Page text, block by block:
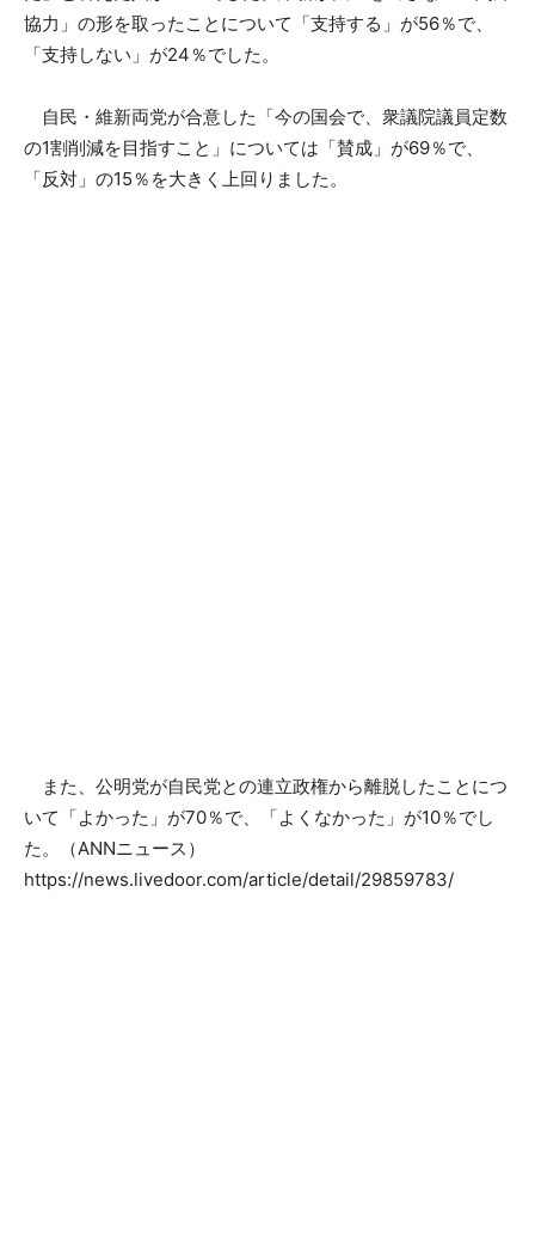
協力」の形を取ったことについて「支持する」が56％で、
「支持しない」が24％でした。
自民・維新両党が合意した「今の国会で、衆議院議員定数
の1割削減を目指すこと」については「賛成」が69％で、
「反対」の15％を大きく上回りました。
また、公明党が自民党との連立政権から離脱したことにつ
いて「よかった」が70％で、「よくなかった」が10％でし
た。（ANNニュース）
https://news.livedoor.com/article/detail/29859783/